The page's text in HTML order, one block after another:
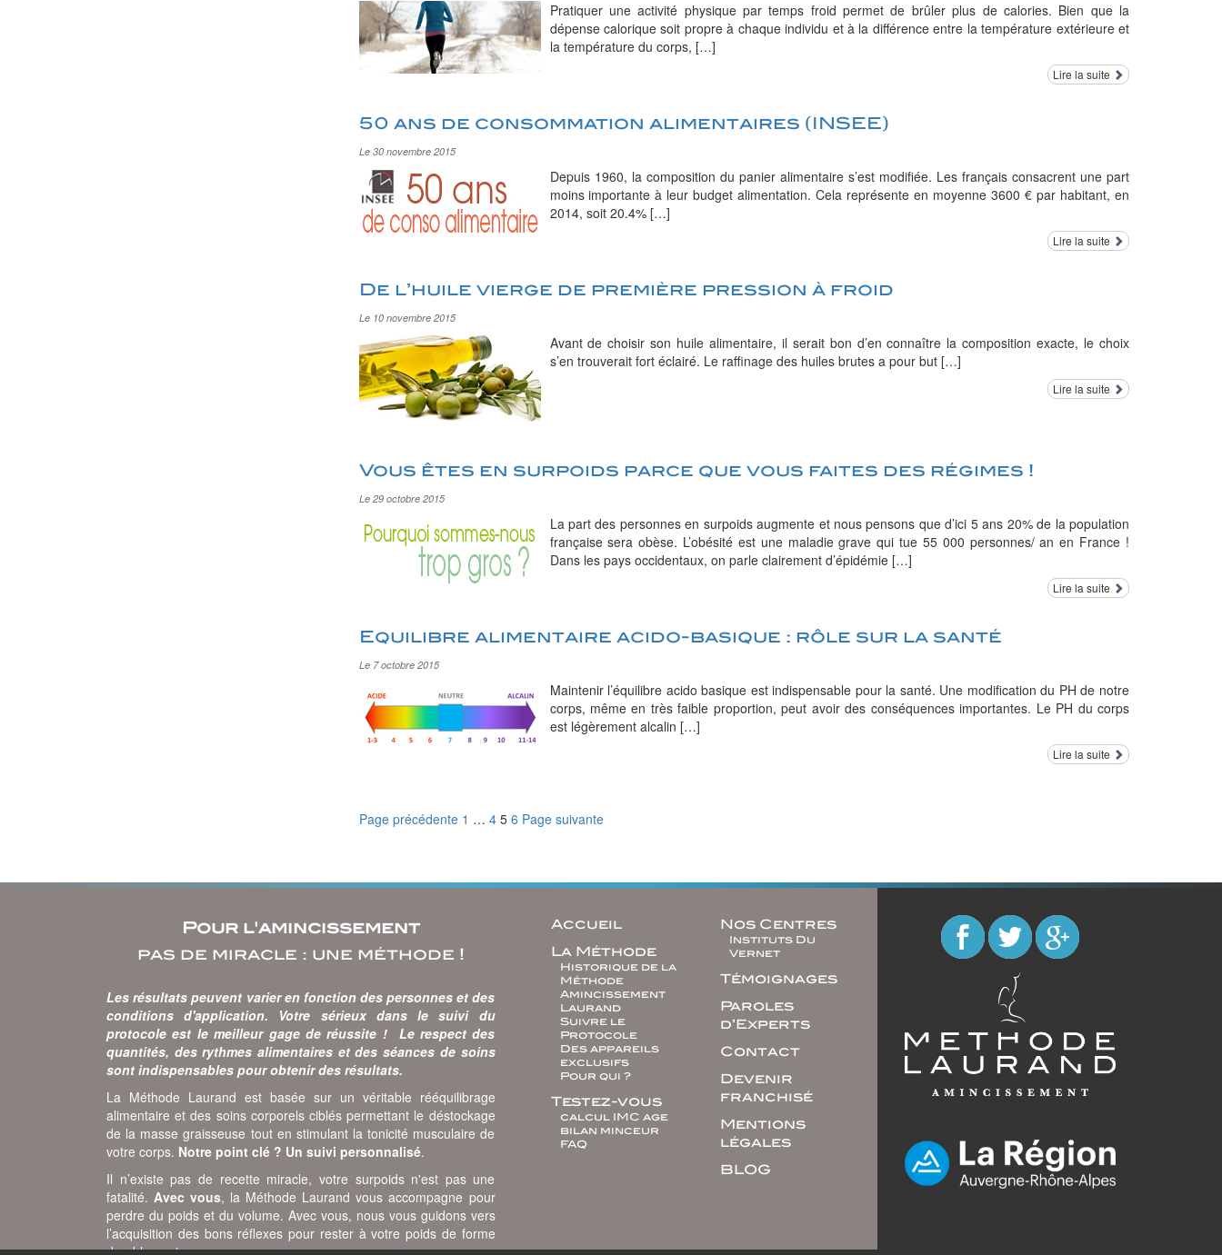
Pratiquer une activité physique par temps froid permet de brûler plus de calories. Bien que la
dépense calorique soit propre à chaque individu et à la différence entre la température extérieure et
la température du corps, […]
Lire la suite
50 ans de consommation alimentaires (INSEE)
Le 30 novembre 2015
Depuis 1960, la composition du panier alimentaire s’est modifiée. Les français consacrent une part
moins importante à leur budget alimentation. Cela représente en moyenne 3600 € par habitant, en
2014, soit 20.4% […]
Lire la suite
De l’huile vierge de première pression à froid
Le 10 novembre 2015
Avant de choisir son huile alimentaire, il serait bon d’en connaître la composition exacte, le choix
s’en trouverait fort éclairé. Le raffinage des huiles brutes a pour but […]
Lire la suite
Vous êtes en surpoids parce que vous faites des régimes !
Le 29 octobre 2015
La part des personnes en surpoids augmente et nous pensons que d’ici 5 ans 20% de la population
française sera obèse. L’obésité est une maladie grave qui tue 55 000 personnes/ an en France !
Dans les pays occidentaux, on parle clairement d’épidémie […]
Lire la suite
Equilibre alimentaire acido-basique : rôle sur la santé
Le 7 octobre 2015
Maintenir l’équilibre acido basique est indispensable pour la santé. Une modification du PH de notre
corps, même en très faible proportion, peut avoir des conséquences importantes. Le PH du corps
est légèrement alcalin […]
Lire la suite
Navigation
Page précédente Page
1 … Page
4 Page
5 Page
6 Page suivante
Pour l'amincissement
pas de miracle : une méthode !
Les résultats peuvent varier en fonction des personnes et des
conditions d'application. Votre sérieux dans le suivi du
protocole est le meilleur gage de réussite ! Le respect des
quantités, des rythmes alimentaires et des séances de soins
sont indispensables pour obtenir des résultats.
La Méthode Laurand est basée sur un véritable rééquilibrage
alimentaire et des soins corporels ciblés permettant le déstockage
de la masse graisseuse tout en stimulant la tonicité musculaire de
votre corps. Notre point clé ? Un suivi personnalisé.
Il n’existe pas de recette miracle, votre surpoids n'est pas une
fatalité.Avec vous, la Méthode Laurand vous accompagne pour
perdre du poids et du volume. Avec vous, nous vous guidons vers
l’acquisition des bons réflexes pour rester à votre poids de forme
durablement.
Accueil
La Méthode
Historique de la
Méthode
Amincissement
Laurand
Suivre le
Protocole
Des appareils
exclusifs
Pour qui ?
Testez-vous
calcul IMC age
bilan minceur
FAQ
Nos Centres
Instituts Du
Vernet
Témoignages
Paroles
d’Experts
Contact
Devenir
franchisé
Mentions
légales
BLOG